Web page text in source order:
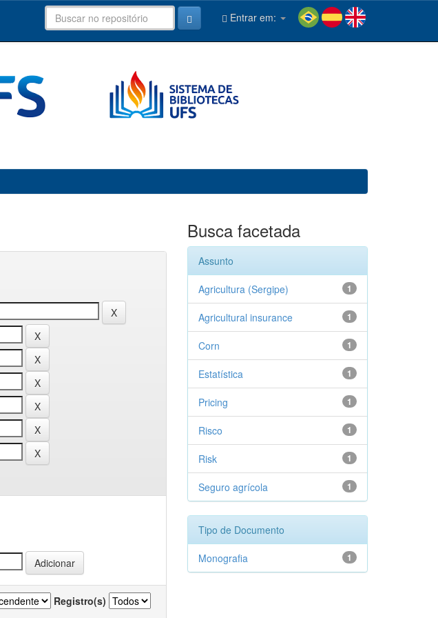
Entrar em:
Registro(s)
Busca facetada
Assunto
1
Agricultura (Sergipe)
1
Agricultural insurance
1
Corn
1
Estatística
1
Pricing
1
Risco
1
Risk
1
Seguro agrícola
Tipo de Documento
1
Monografia